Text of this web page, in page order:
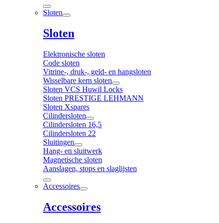
Sloten
Sloten
Elektronische sloten
Code sloten
Vitrine-, druk-, geld- en hangsloten
Wisselbare kern sloten
Sloten VCS Huwil Locks
Sloten PRESTIGE LEHMANN
Sloten Xspares
Cilindersloten
Cilindersloten 16,5
Cilindersloten 22
Sluitingen
Hang- en sluitwerk
Magnetische sloten
Aanslagen, stops en slaglijsten
Accessoires
Accessoires